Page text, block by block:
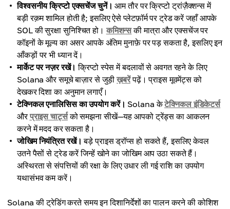
विश्वसनीय क्रिप्टो एक्सचेंज चुनें। आम तौर पर क्रिप्टो ट्रांज़ैक्शन्स में
बड़ी रक़म शामिल होती है; इसलिए ऐसे प्लेटफ़ॉर्म पर ट्रेड करें जहाँ आपके
SOL की सुरक्षा सुनिश्चित हो।कमिशन्सकी मात्रा और एक्सचेंज पर
कॉइनों के मूल्य का असर आपके अंतिम मुनाफ़े पर पड़ सकता है, इसलिए इन
आँकड़ों पर भी ध्यान दें।
मार्केट पर नज़र रखें। क्रिप्टो स्पेस में बदलावों से अवगत रहने के लिए
Solana और समूचे बाज़ार से जुड़ीख़बरेंपढ़ें। प्राइस मूवमेंट्स को
देखकर दिशा का अनुमान लगाएँ।
टेक्निकल एनालिसिस का उपयोग करें। Solana केटेक्निकल इंडिकेटर्स
औरप्राइस चार्ट्सको समझना सीखें—यह आपको ट्रेंड्स का आकलन
करने में मदद कर सकता है।
जोखिम नियंत्रित रखें। बड़े प्राइस ड्रॉप्स हो सकते हैं, इसलिए केवल
उतने पैसों से ट्रेड करें जिन्हें खोने का जोखिम आप उठा सकते हैं।
अस्थिरता से संपत्तियों की रक्षा के लिए उधार ली गई राशि का उपयोग
यथासंभव कम करें।
Solana की ट्रेडिंग करते समय इन दिशानिर्देशों का पालन करने की कोशिश